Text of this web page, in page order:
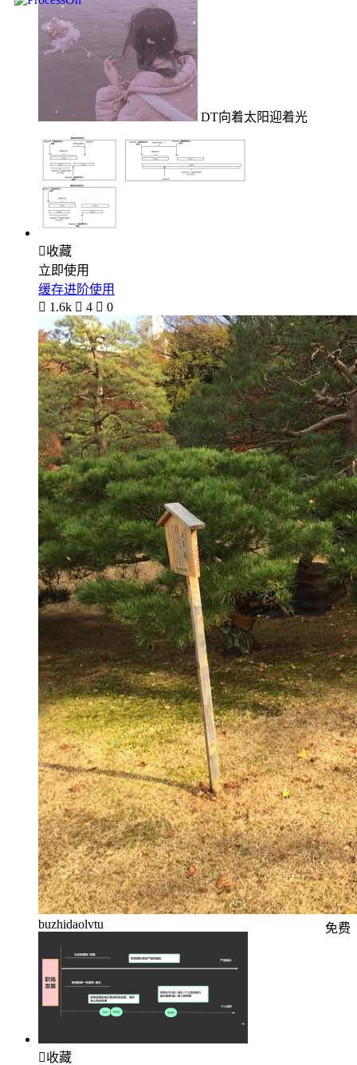
DT向着太阳迎着光
收藏
立即使用
缓存进阶使用
 1.6k  4  0
buzhidaolvtu 免费
收藏